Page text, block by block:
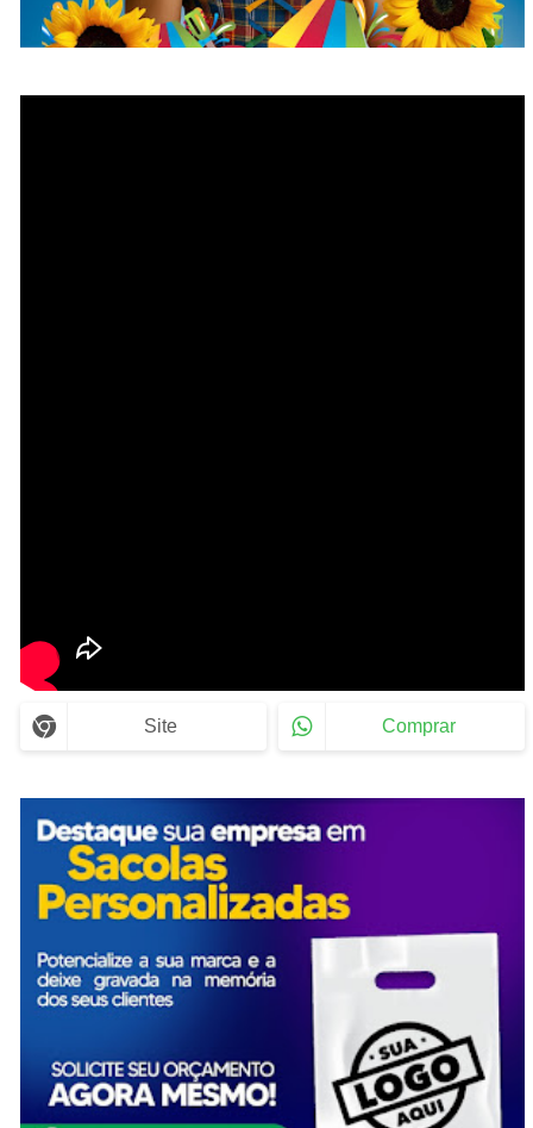
Site Comprar